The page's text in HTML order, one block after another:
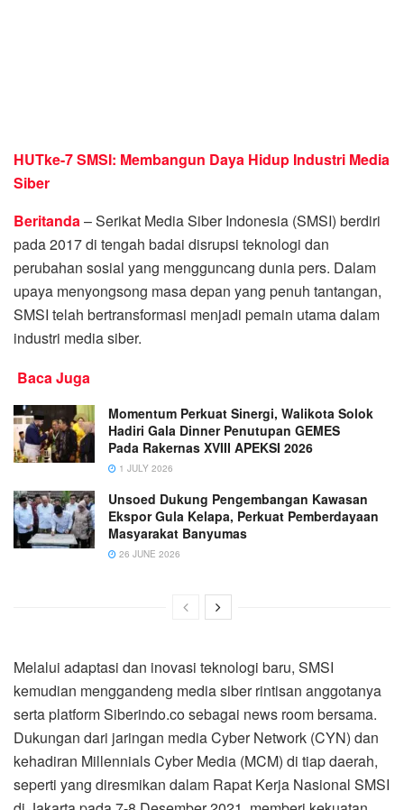
HUTke-7 SMSI: Membangun Daya Hidup Industri Media
Siber
Beritanda – Serikat Media Siber Indonesia (SMSI) berdiri
pada 2017 di tengah badai disrupsi teknologi dan
perubahan sosial yang mengguncang dunia pers. Dalam
upaya menyongsong masa depan yang penuh tantangan,
SMSI telah bertransformasi menjadi pemain utama dalam
industri media siber.
Baca Juga
Momentum Perkuat Sinergi, Walikota Solok
Hadiri Gala Dinner Penutupan GEMES
Pada Rakernas XVIII APEKSI 2026
1 JULY 2026
Unsoed Dukung Pengembangan Kawasan
Ekspor Gula Kelapa, Perkuat Pemberdayaan
Masyarakat Banyumas
26 JUNE 2026
Melalui adaptasi dan inovasi teknologi baru, SMSI
kemudian menggandeng media siber rintisan anggotanya
serta platform Siberindo.co sebagai news room bersama.
Dukungan dari jaringan media Cyber Network (CYN) dan
kehadiran Millennials Cyber Media (MCM) di tiap daerah,
seperti yang diresmikan dalam Rapat Kerja Nasional SMSI